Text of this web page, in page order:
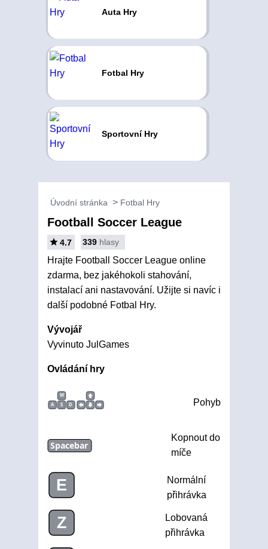
Auta Hry
Fotbal Hry
Sportovní Hry
Úvodní stránka Fotbal Hry
Football Soccer League
4.7 339 hlasy
Hrajte Football Soccer League online
zdarma, bez jakéhokoli stahování,
instalací ani nastavování. Užijte si navíc i
další podobné Fotbal Hry.
Vývojář
Vyvinuto JulGames
Ovládání hry
W
A
S D Pohyb
Spacebar
Kopnout do
míče
E
Normální
přihrávka
Z
Lobovaná
přihrávka